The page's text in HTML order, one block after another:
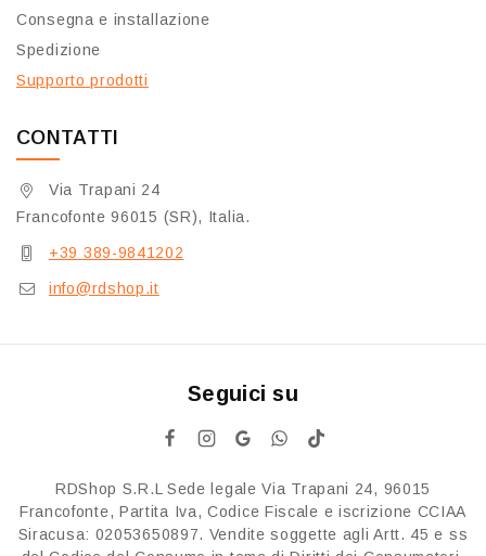
Consegna e installazione
Spedizione
Supporto prodotti
CONTATTI
Via Trapani 24
Francofonte 96015 (SR), Italia.
+39 389-9841202
info@rdshop.it
Seguici su
RDShop S.R.L Sede legale Via Trapani 24, 96015
Francofonte, Partita Iva, Codice Fiscale e iscrizione CCIAA
Siracusa: 02053650897. Vendite soggette agli Artt. 45 e ss